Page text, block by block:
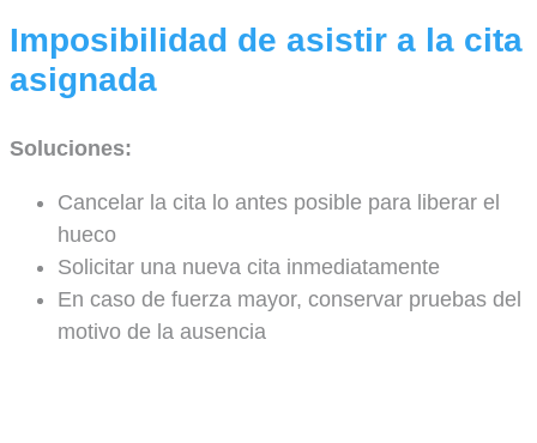
Imposibilidad de asistir a la cita
asignada
Soluciones:
Cancelar la cita lo antes posible para liberar el
hueco
Solicitar una nueva cita inmediatamente
En caso de fuerza mayor, conservar pruebas del
motivo de la ausencia